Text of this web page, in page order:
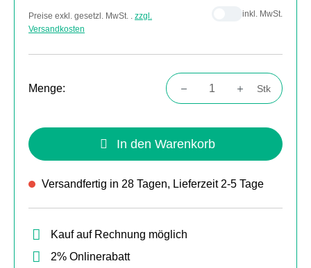
Preise exkl. gesetzl. MwSt. . zzgl.
Versandkosten
inkl. MwSt.
Menge:
Produkt Anzahl: Gib den gewünschten
Stk
In den Warenkorb
Versandfertig in 28 Tagen, Lieferzeit 2-5 Tage
Kauf auf Rechnung möglich
2% Onlinerabatt